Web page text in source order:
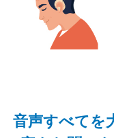
音声すべてを